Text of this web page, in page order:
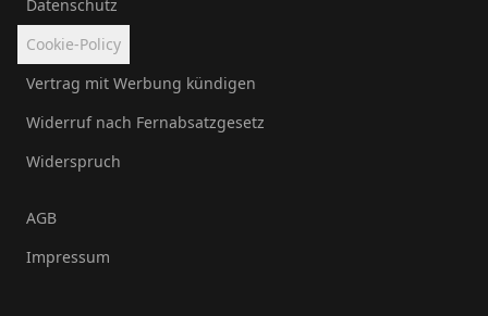
Datenschutz
Cookie-Policy
Vertrag mit Werbung kündigen
Widerruf nach Fernabsatzgesetz
Widerspruch
AGB
Impressum